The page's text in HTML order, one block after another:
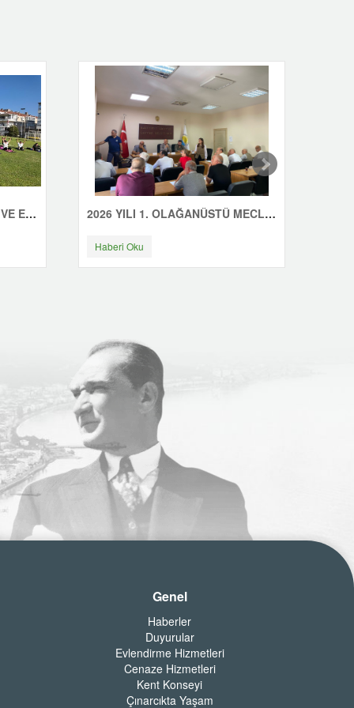
ÇINARCIK'TA GÜNE SAĞLIK VE ENERJİYLE BAŞLIYORUZ 2026 YILI 1. OLAĞANÜSTÜ MECLİS TOPLANTISI YAPILDI
Haberi Oku
Genel
Haberler
Duyurular
Evlendirme Hizmetleri
Cenaze Hizmetleri
Kent Konseyi
Çınarcıkta Yaşam